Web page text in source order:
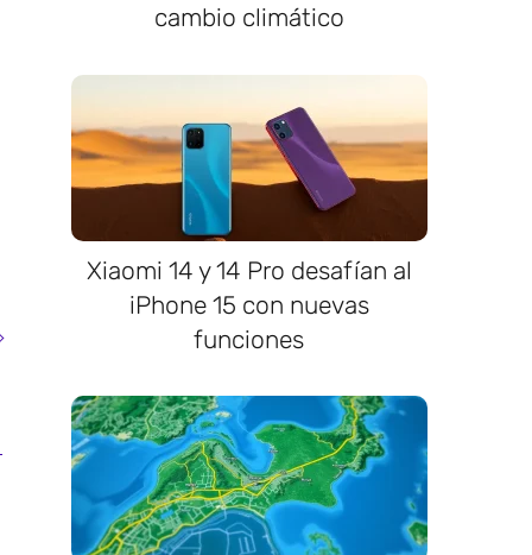
cambio climático
Xiaomi 14 y 14 Pro desafían al
iPhone 15 con nuevas
funciones